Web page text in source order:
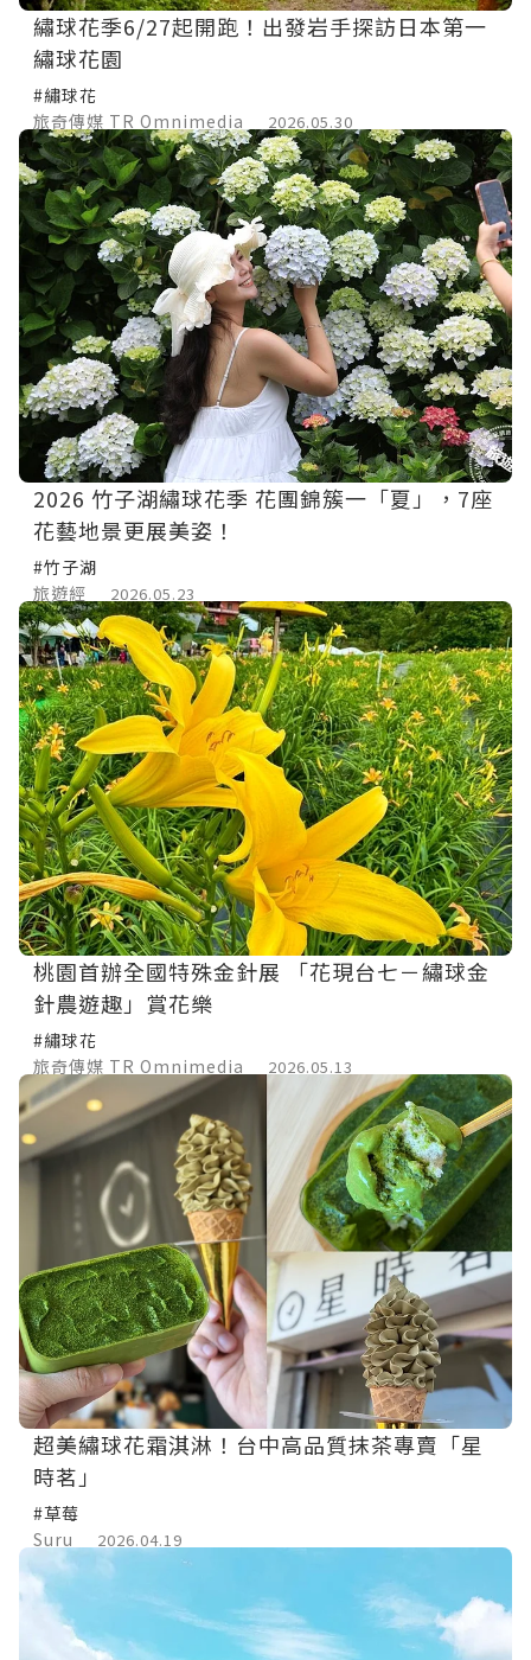
繡球花季6/27起開跑！出發岩手探訪日本第一
繡球花園
#繡球花
旅奇傳媒 TR Omnimedia
2026.05.30
2026 竹子湖繡球花季 花團錦簇一「夏」，7座
花藝地景更展美姿！
#竹子湖
旅遊經
2026.05.23
桃園首辦全國特殊金針展 「花現台七－繡球金
針農遊趣」賞花樂
#繡球花
旅奇傳媒 TR Omnimedia
2026.05.13
超美繡球花霜淇淋！台中高品質抹茶專賣「星
時茗」
#草莓
Suru
2026.04.19